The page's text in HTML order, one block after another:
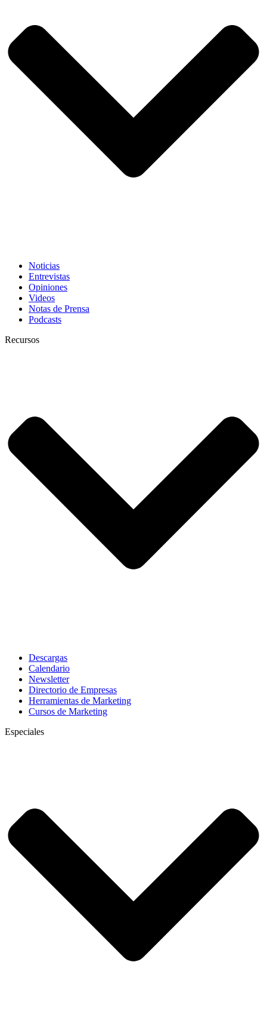
Noticias
Entrevistas
Opiniones
Videos
Notas de Prensa
Podcasts
Recursos
Descargas
Calendario
Newsletter
Directorio de Empresas
Herramientas de Marketing
Cursos de Marketing
Especiales